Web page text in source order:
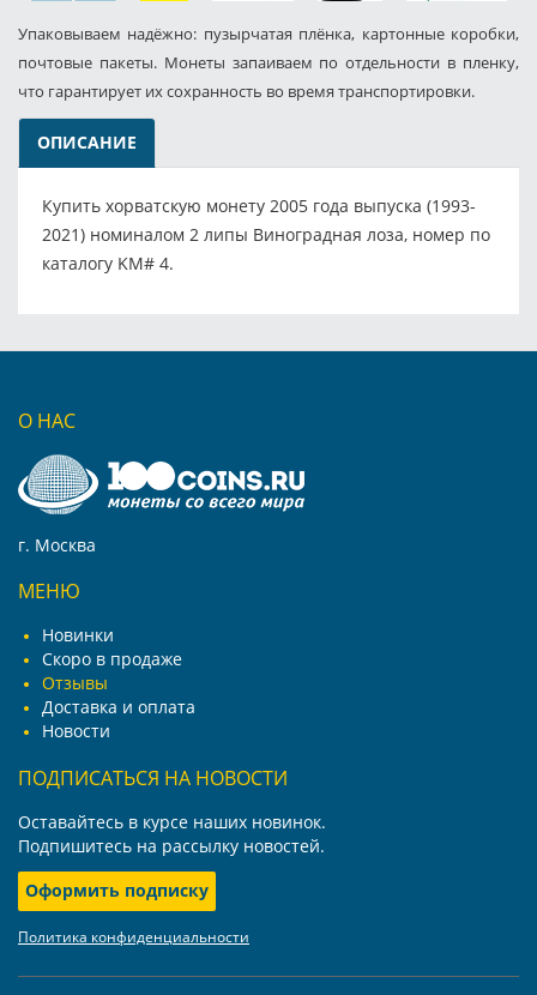
Упаковываем надёжно: пузырчатая плёнка, картонные коробки,
почтовые пакеты. Монеты запаиваем по отдельности в пленку,
что гарантирует их сохранность во время транспортировки.
ОПИСАНИЕ
Купить хорватскую монету 2005 года выпуска (1993-
2021) номиналом 2 липы Виноградная лоза, номер по
каталогу KM# 4.
О НАС
г. Москва
МЕНЮ
Новинки
Скоро в продаже
Отзывы
Доставка и оплата
Новости
ПОДПИСАТЬСЯ НА НОВОСТИ
Оставайтесь в курсе наших новинок.
Подпишитесь на рассылку новостей.
Оформить подписку
Политика конфиденциальности